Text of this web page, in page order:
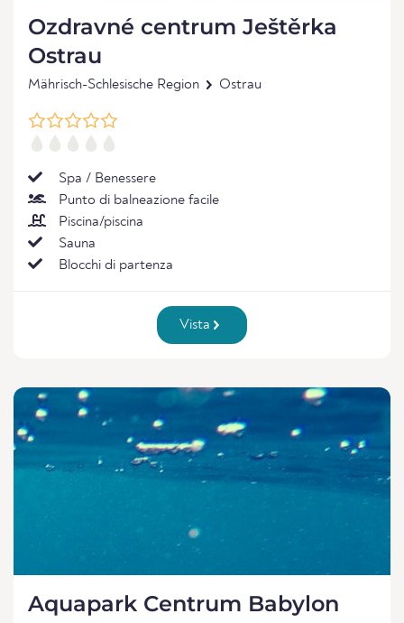
Ozdravné centrum Ještěrka
Ostrau
Mährisch-Schlesische Region Ostrau
Spa / Benessere
Punto di balneazione facile
Piscina/piscina
Sauna
Blocchi di partenza
Vista
Aquapark Centrum Babylon